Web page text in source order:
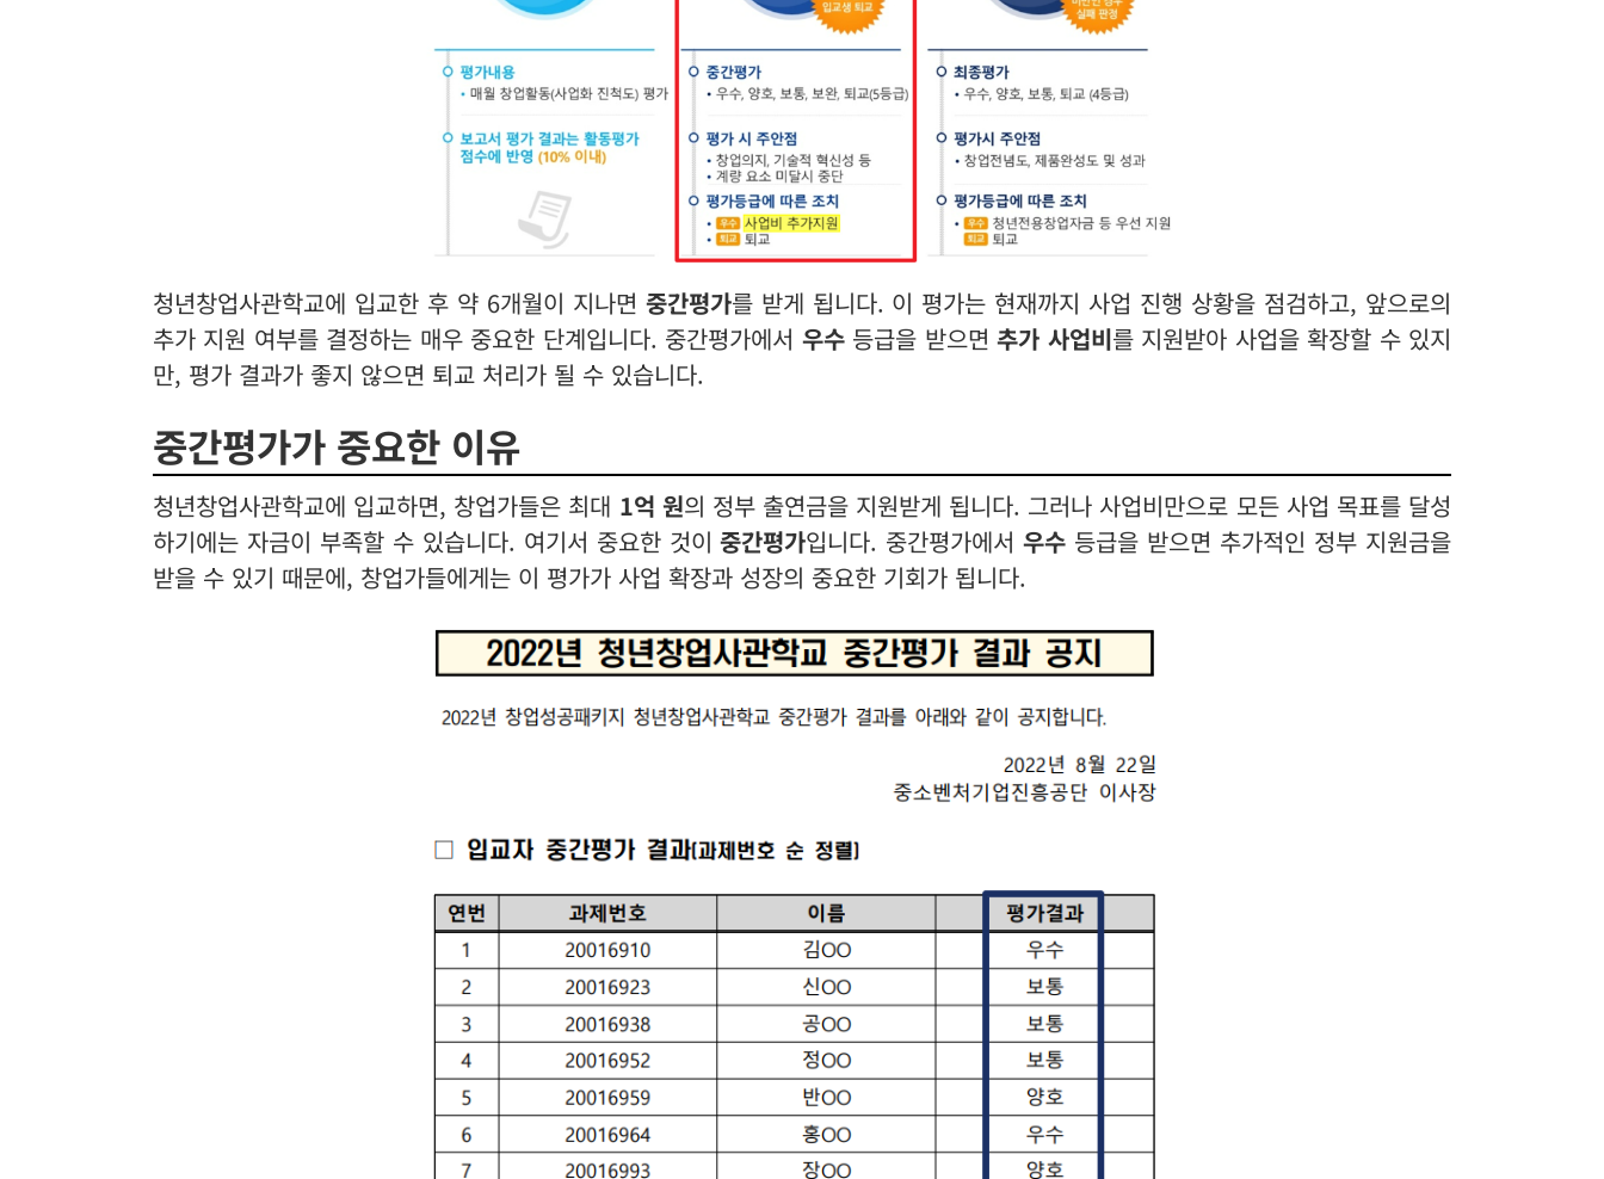
청년창업사관학교에 입교한 후 약 6개월이 지나면 중간평가를 받게 됩니다. 이 평가는 현재까지 사업 진행 상황을 점검하고, 앞으로의
추가 지원 여부를 결정하는 매우 중요한 단계입니다. 중간평가에서 우수등급을 받으면추가 사업비를 지원받아 사업을 확장할 수 있지
만, 평가 결과가 좋지 않으면 퇴교 처리가 될 수 있습니다.
중간평가가 중요한 이유
청년창업사관학교에 입교하면, 창업가들은 최대 1억 원의 정부 출연금을 지원받게 됩니다. 그러나 사업비만으로 모든 사업 목표를 달성
하기에는 자금이 부족할 수 있습니다. 여기서 중요한 것이중간평가입니다. 중간평가에서우수 등급을 받으면 추가적인 정부 지원금을
받을 수 있기 때문에, 창업가들에게는 이 평가가 사업 확장과 성장의 중요한 기회가 됩니다.